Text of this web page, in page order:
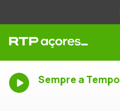
Sempre a Tempo